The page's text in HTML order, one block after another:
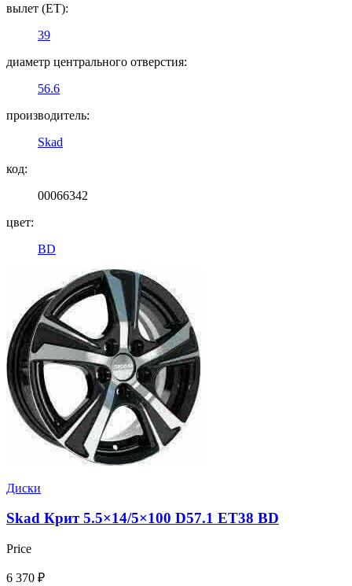
вылет (ET):
39
диаметр центрального отверстия:
56.6
производитель:
Skad
код:
00066342
цвет:
BD
Диски
Skad Крит 5.5×14/5×100 D57.1 ET38 BD
Price
6 370 ₽